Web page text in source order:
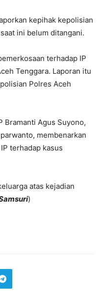
kepihak kepolisian
ini belum ditangani.
terhadap IP
Tenggara. Laporan itu
Polres Aceh
Bramanti Agus Suyono,
membenarkan
terhadap kasus
atas kejadian
)